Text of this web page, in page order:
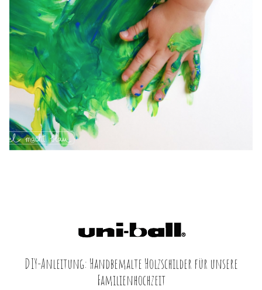
DIY-Anleitung: Handbemalte Holzschilder für unsere
Familienhochzeit